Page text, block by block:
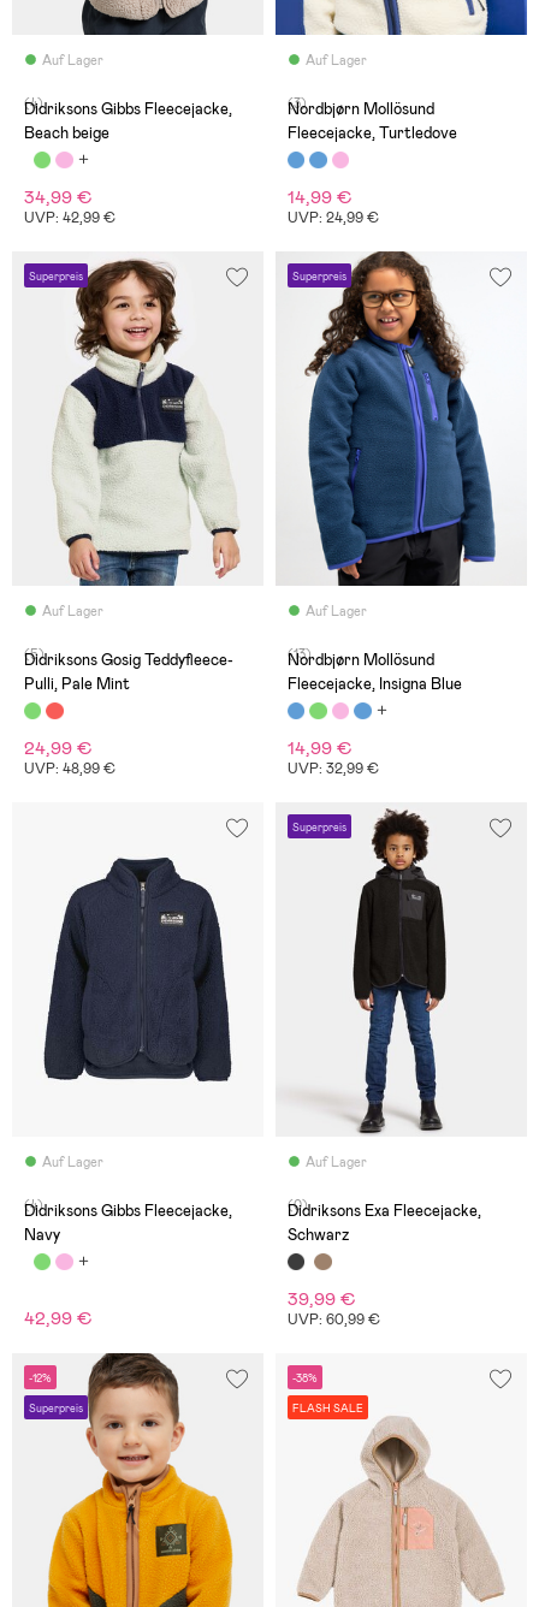
Auf Lager
(4)
Didriksons Gibbs Fleecejacke,
Beach beige
34,99 €
UVP: 42,99 €
Auf Lager
(3)
Nordbjørn Mollösund
Fleecejacke, Turtledove
14,99 €
UVP: 24,99 €
Superpreis
Auf Lager
(5)
Didriksons Gosig Teddyfleece-
Pulli, Pale Mint
24,99 €
UVP: 48,99 €
Superpreis
Auf Lager
(13)
Nordbjørn Mollösund
Fleecejacke, Insigna Blue
14,99 €
UVP: 32,99 €
Auf Lager
(4)
Didriksons Gibbs Fleecejacke,
Navy
42,99 €
Superpreis
Auf Lager
(0)
Didriksons Exa Fleecejacke,
Schwarz
39,99 €
UVP: 60,99 €
-12%
Superpreis
-38%
FLASH SALE